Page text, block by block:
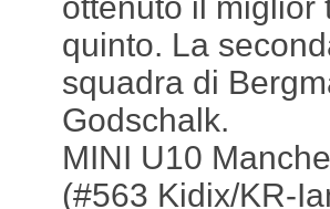
ottenuto il miglior
quinto. La
squadra di
Godschalk.
MINI U10
(#563 Kidix/KR-